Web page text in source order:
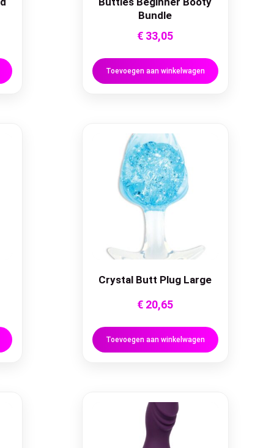
Bundle
€ 33,05
Toevoegen aan winkelwagen
Crystal Butt Plug Large
€ 20,65
Toevoegen aan winkelwagen